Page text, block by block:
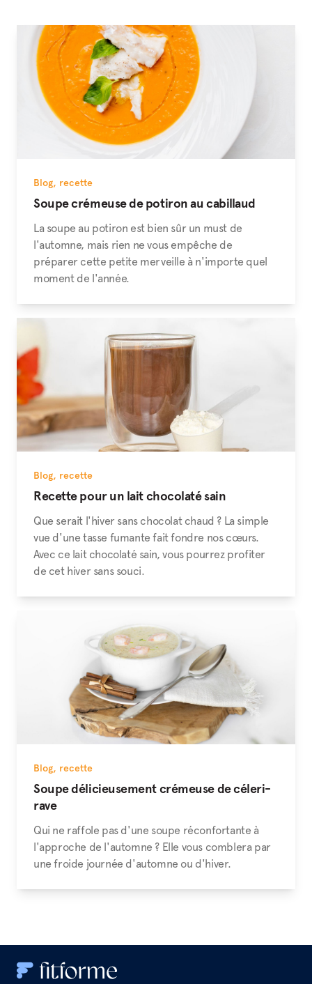
Blog, recette
Soupe crémeuse de potiron au cabillaud
La soupe au potiron est bien sûr un must de
l'automne, mais rien ne vous empêche de
préparer cette petite merveille à n'importe quel
moment de l'année.
Blog, recette
Recette pour un lait chocolaté sain
Que serait l'hiver sans chocolat chaud ? La simple
vue d'une tasse fumante fait fondre nos cœurs.
Avec ce lait chocolaté sain, vous pourrez profiter
de cet hiver sans souci.
Blog, recette
Soupe délicieusement crémeuse de céleri-
rave
Qui ne raffole pas d'une soupe réconfortante à
l'approche de l'automne ? Elle vous comblera par
une froide journée d'automne ou d'hiver.